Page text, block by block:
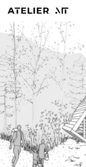
Aller
au
contenu